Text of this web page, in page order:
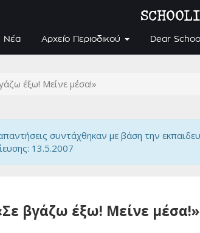
Νέα Αρχείο Περιοδικού Dear
έξω! Mείνε μέσα!»
συντάχθηκαν με βάση την
13.5.2007
βγάζω έξω! Mείνε μέσα!»